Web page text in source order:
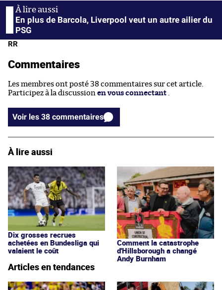
En plus de Barcola, Liverpool veut un autre ailier du
PSG
RR
Commentaires
Les membres ont posté 38 commentaires sur cet article.
Participez à la discussion en vous connectant
Voir les 38 commentaires
À lire aussi
Dix grosses recrues
achetées en Bundesliga qui
valaient le coût
Comment la catastrophe
d'Hillsborough a changé
Andy Burnham
Articles en tendances